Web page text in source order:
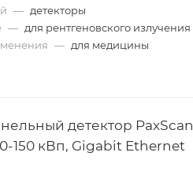
— детекторы
— для рентгеновского излучения
— для медицины
детектор PaxScan
150 кВп, Gigabit Ethernet